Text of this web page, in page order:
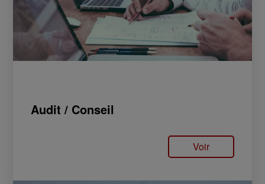
Audit / Conseil
Voir